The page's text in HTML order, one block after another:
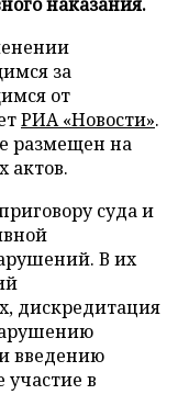
за
от
РИА «Новости».
размещен на
актов.
суда и
В их
дискредитация
введению
участие в